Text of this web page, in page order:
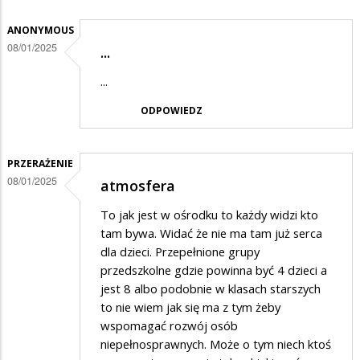
było
lepiej
ANONYMOUS
08/01/2025 ...
...
ODPOWIEDZ
PRZERAŻENIE
08/01/2025 atmosfera
To jak jest w ośrodku to każdy widzi kto
tam bywa. Widać że nie ma tam już serca
dla dzieci. Przepełnione grupy
przedszkolne gdzie powinna być 4 dzieci a
jest 8 albo podobnie w klasach starszych
to nie wiem jak się ma z tym żeby
wspomagać rozwój osób
niepełnosprawnych. Może o tym niech ktoś